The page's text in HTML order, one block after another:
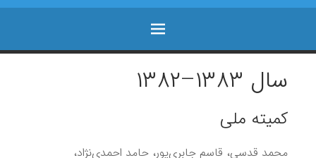
سال ۱۳۸۳–۱۳۸۲
کمیته ملی
محمد قدسی، قاسم جابری‌پور، حامد احمدی‌نژاد،